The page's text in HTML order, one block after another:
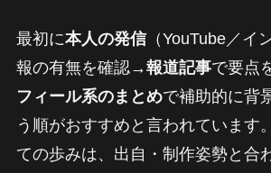
最初に本人の発信（YouTube／イ
報の有無を確認→報道記事で要点
フィール系のまとめで補助的に背
う順がおすすめと言われています
ての歩みは、出自・制作姿勢と合